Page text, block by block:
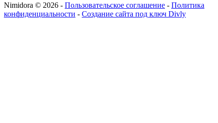
Nimidora © 2026 - Пользовательское соглашение - Политика
конфиденциальности - Создание сайта под ключ Divly